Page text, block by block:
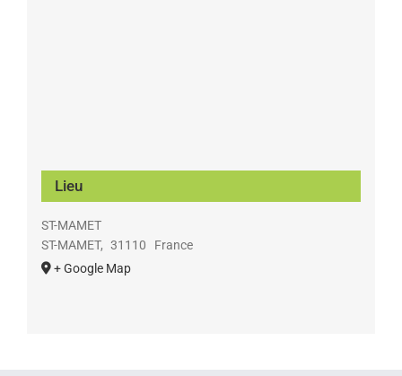
Lieu
ST-MAMET
ST-MAMET, 31110
France
+ Google Map